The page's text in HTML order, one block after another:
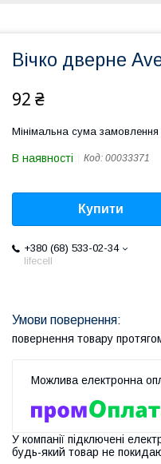
Вічко дверне
92 ₴
Мінімальна сума
В наявності Код: 00033371
Купити
+380 (68) 533-02-34
lifecell
повернення товару
У компанії підключені
будь-який товар не